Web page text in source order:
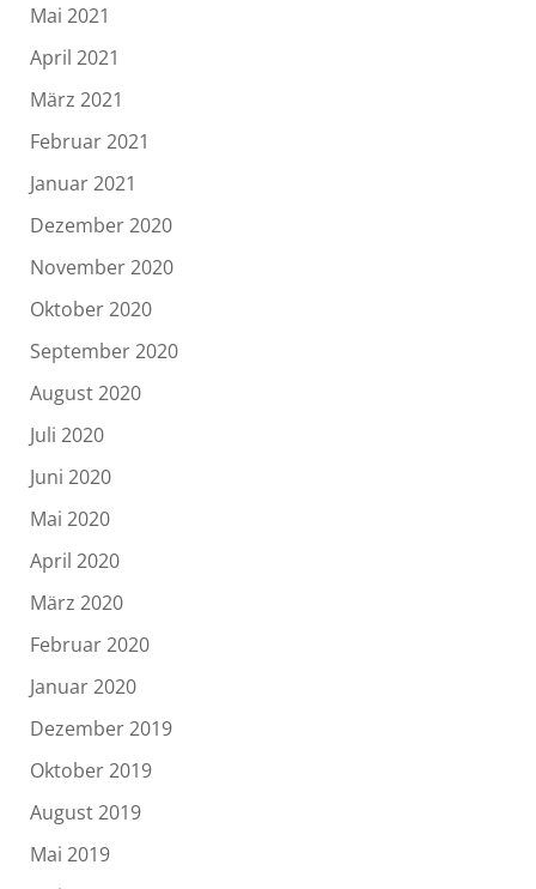
Mai 2021
April 2021
März 2021
Februar 2021
Januar 2021
Dezember 2020
November 2020
Oktober 2020
September 2020
August 2020
Juli 2020
Juni 2020
Mai 2020
April 2020
März 2020
Februar 2020
Januar 2020
Dezember 2019
Oktober 2019
August 2019
Mai 2019